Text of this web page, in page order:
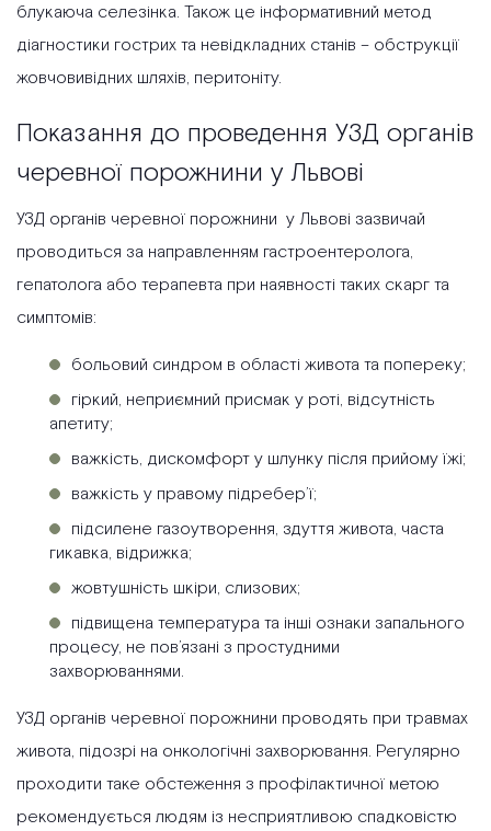
блукаюча селезінка. Також це інформативний метод
діагностики гострих та невідкладних станів – обструкції
жовчовивідних шляхів, перитоніту.
Показання до проведення УЗД органів
черевної порожнини у Львові
УЗД органів черевної порожнини у Львові зазвичай
проводиться за направленням гастроентеролога,
гепатолога або терапевта при наявності таких скарг та
симптомів:
больовий синдром в області живота та попереку;
гіркий, неприємний присмак у роті, відсутність
апетиту;
важкість, дискомфорт у шлунку після прийому їжі;
важкість у правому підребер’ї;
підсилене газоутворення, здуття живота, часта
гикавка, відрижка;
жовтушність шкіри, слизових;
підвищена температура та інші ознаки запального
процесу, не пов’язані з простудними
захворюваннями.
УЗД органів черевної порожнини проводять при травмах
живота, підозрі на онкологічні захворювання. Регулярно
проходити таке обстеження з профілактичної метою
рекомендується людям із несприятливою спадковістю